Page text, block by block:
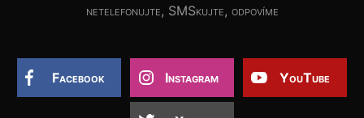
netelefonujte, SMSkujte, odpovíme
Facebook Instagram YouTube